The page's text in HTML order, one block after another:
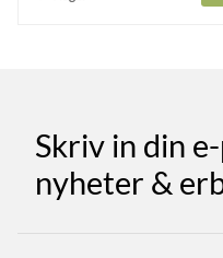
Skriv in din
nyheter &